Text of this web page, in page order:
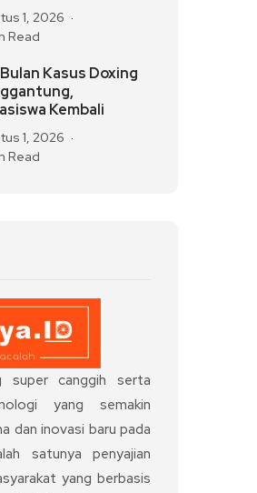
1, 2026
Read
Kasus Doxing
Kembali
1, 2026
Read
super canggih serta
yang semakin
dan inovasi baru pada
satunya penyajian
yang berbasis